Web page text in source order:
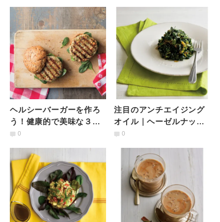
ヘルシーバーガーを作ろ
う！健康的で美味な３つ
の「パテ」レシピ
0
注目のアンチエイジング
オイル｜ヘーゼルナッツ
オイルとケールのレシピ
0